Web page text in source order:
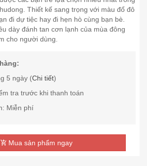
Thiết kế sang trọng với màu đổ đô
đi dự tiệc hay đi hẹn hò cùng bạn bè.
dày đánh tan cơn lạnh của mùa đông
cho người dùng.
5 ngày (Chi tiết)
tra trước khi thanh toán
Miễn phí
Mua sản phẩm ngay